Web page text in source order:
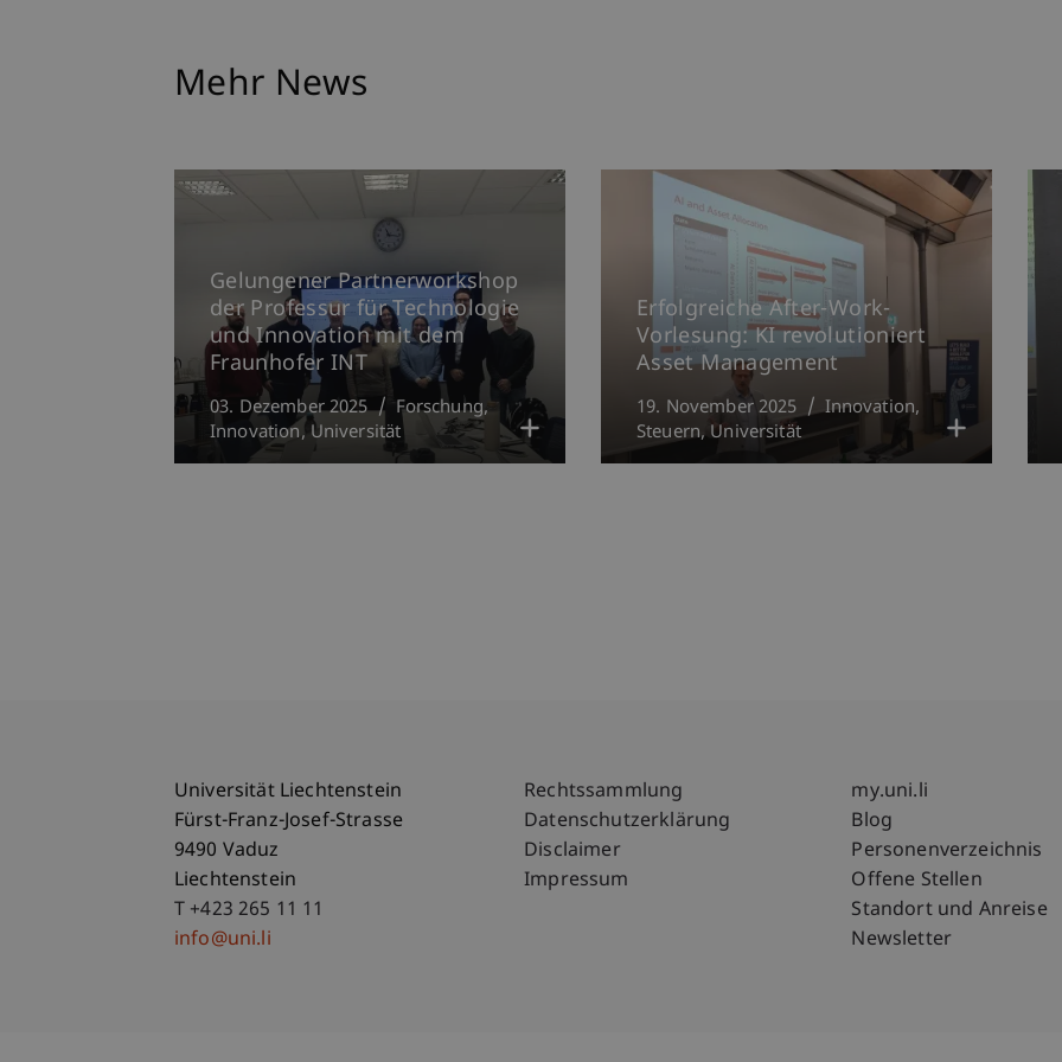
Mehr News
Gelungener Partnerworkshop
der Professur für Technologie
und Innovation mit dem
Fraunhofer INT
03. Dezember 2025
Forschung
Innovation Universität
Erfolgreiche After-Work-
Vorlesung: KI revolutioniert
Asset Management
19. November 2025
Innovation
Steuern Universität
Universität Liechtenstein
Fürst-Franz-Josef-Strasse
9490 Vaduz
Liechtenstein
T +423 265 11 11
info@uni.li
Fußzeile Rechtliche Hinweise
Rechtssammlung
Datenschutzerklärung
Disclaimer
Impressum
Fußzeile
my.uni.li
Blog
Personenverzeichnis
Offene Stellen
Standort und Anreise
Newsletter